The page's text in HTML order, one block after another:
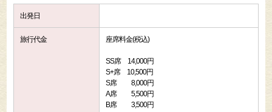
出発日
旅行代金 座席料金(税込)
SS席 14,000円
S+席 10,500円
S席 8,000円
A席 5,500円
B席 3,500円